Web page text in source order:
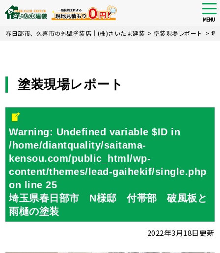
Skip
MENU
春日部市、久喜市の外壁塗装店｜(株)さいたま建装 > 塗装現場レポート >埼
塗装現場レポート
Warning: Undefined variable $ID in
/home/diantquality/saitama-
kensou.com/public_html/wp-
content/themes/lead-gaihekif/single.php
on line25
埼玉県春日部市 N様邸 付帯部 破風板と
雨樋の塗装
2022年3月18日更新